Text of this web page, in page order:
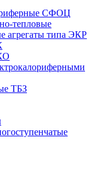
СФОЦ
тепловые
агрегаты типа ЭКР
ТБЗ